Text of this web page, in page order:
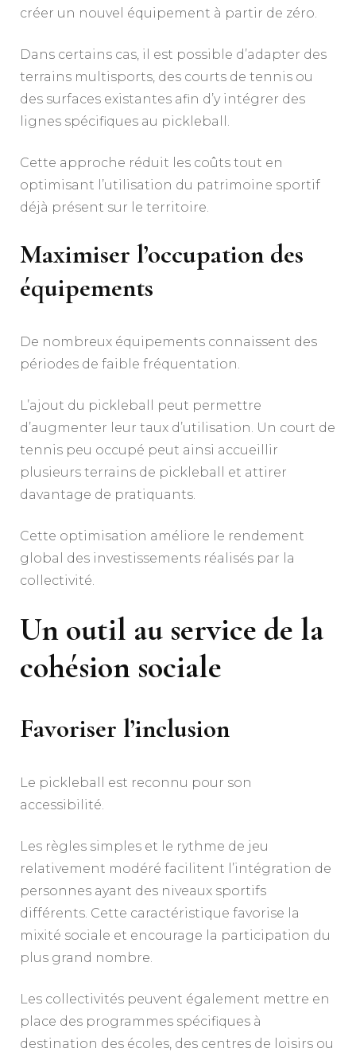
créer un nouvel équipement à partir de zéro.
Dans certains cas, il est possible d’adapter des
terrains multisports, des courts de tennis ou
des surfaces existantes afin d’y intégrer des
lignes spécifiques au pickleball.
Cette approche réduit les coûts tout en
optimisant l’utilisation du patrimoine sportif
déjà présent sur le territoire.
Maximiser l’occupation des
équipements
De nombreux équipements connaissent des
périodes de faible fréquentation.
L’ajout du pickleball peut permettre
d’augmenter leur taux d’utilisation. Un court de
tennis peu occupé peut ainsi accueillir
plusieurs terrains de pickleball et attirer
davantage de pratiquants.
Cette optimisation améliore le rendement
global des investissements réalisés par la
collectivité.
Un outil au service de la
cohésion sociale
Favoriser l’inclusion
Le pickleball est reconnu pour son
accessibilité.
Les règles simples et le rythme de jeu
relativement modéré facilitent l’intégration de
personnes ayant des niveaux sportifs
différents. Cette caractéristique favorise la
mixité sociale et encourage la participation du
plus grand nombre.
Les collectivités peuvent également mettre en
place des programmes spécifiques à
destination des écoles, des centres de loisirs ou